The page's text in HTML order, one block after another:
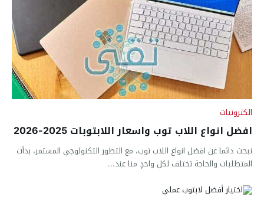
الكترونيات
افضل انواع اللاب توب واسعار اللابتوبات 2025-2026
نبحث دائما عن افضل انواع اللاب توب، مع التطور التكنولوجي المستمر، بدأت
المتطلبات والحاجة تختلف لكل واحدٍ منا عند...